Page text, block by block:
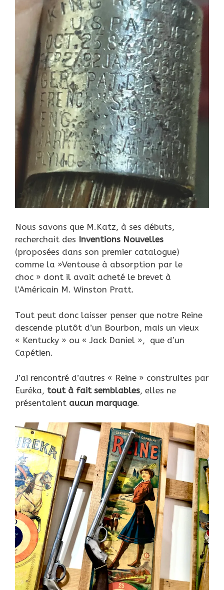
Nous savons que M.Katz, à ses débuts,
recherchait des Inventions Nouvelles
(proposées dans son premier catalogue)
comme la »Ventouse à absorption par le
choc » dont il avait acheté le brevet à
l’Américain M. Winston Pratt.
Tout peut donc laisser penser que notre Reine
descende plutôt d’un Bourbon, mais un vieux
« Kentucky » ou « Jack Daniel », que d’un
Capétien.
J’ai rencontré d’autres « Reine » construites par
Euréka, tout à fait semblables, elles ne
présentaient aucun marquage.